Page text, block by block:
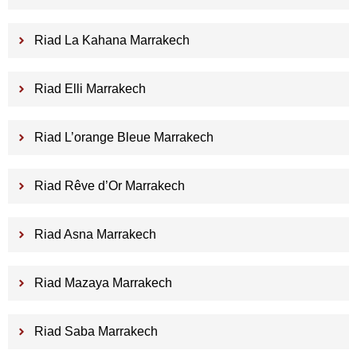
Riad La Kahana Marrakech
Riad Elli Marrakech
Riad L’orange Bleue Marrakech
Riad Rêve d’Or Marrakech
Riad Asna Marrakech
Riad Mazaya Marrakech
Riad Saba Marrakech